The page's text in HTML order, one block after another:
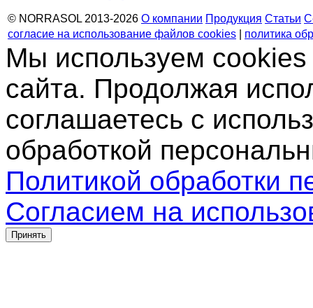
© NORRASOL 2013-2026 О компании Продукция Статьи
согласие на использование файлов cookies
политика
Мы используем cookies
сайта. Продолжая
соглашаетесь с
обработкой
Политикой обработки
Согласием на
Принять